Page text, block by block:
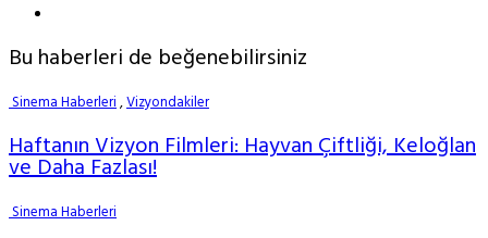
Bu haberleri de beğenebilirsiniz
Sinema Haberleri,Vizyondakiler
Haftanın Vizyon Filmleri: Hayvan Çiftliği, Keloğlan
ve Daha Fazlası!
Sinema Haberleri